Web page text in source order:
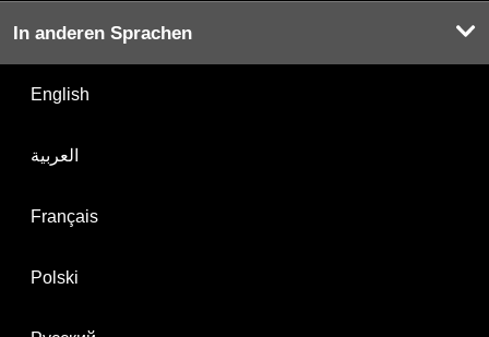
In anderen Sprachen
English
العربية
Français
Polski